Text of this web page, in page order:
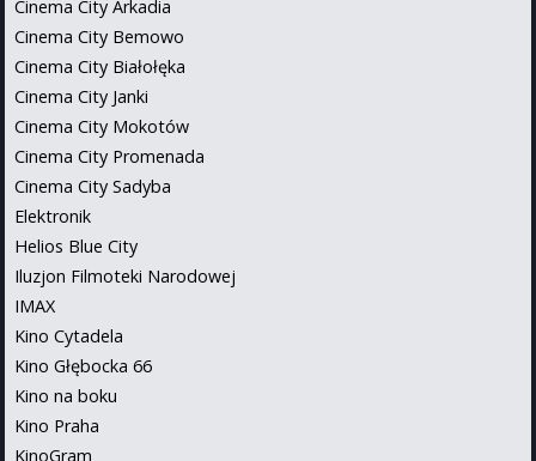
Cinema City Arkadia
Cinema City Bemowo
Cinema City Białołęka
Cinema City Janki
Cinema City Mokotów
Cinema City Promenada
Cinema City Sadyba
Elektronik
Helios Blue City
Iluzjon Filmoteki Narodowej
IMAX
Kino Cytadela
Kino Głębocka 66
Kino na boku
Kino Praha
KinoGram